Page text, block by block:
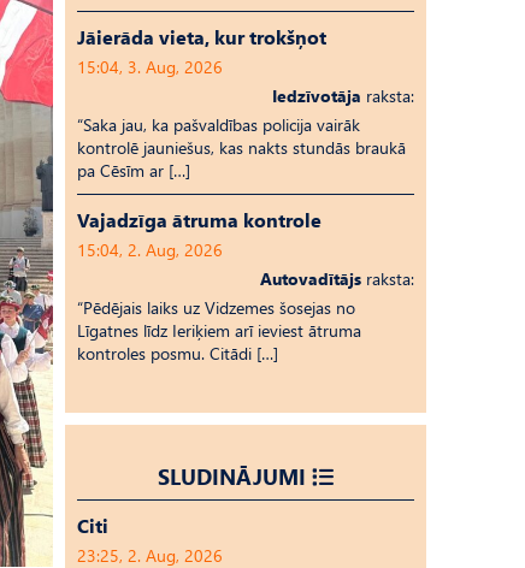
Jāierāda vieta, kur trokšņot
15:04, 3. Aug, 2026
Iedzīvotāja raksta:
“Saka jau, ka pašvaldības policija vairāk
kontrolē jauniešus, kas nakts stundās braukā
pa Cēsīm ar […]
Vajadzīga ātruma kontrole
15:04, 2. Aug, 2026
Autovadītājs raksta:
“Pēdējais laiks uz Vid­ze­mes šosejas no
Līgatnes līdz Ieriķiem arī ieviest ātruma
kontroles posmu. Citādi […]
SLUDINĀJUMI
Citi
23:25, 2. Aug, 2026